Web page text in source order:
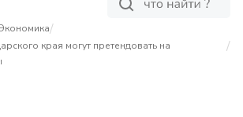
/
края могут претендовать на
/